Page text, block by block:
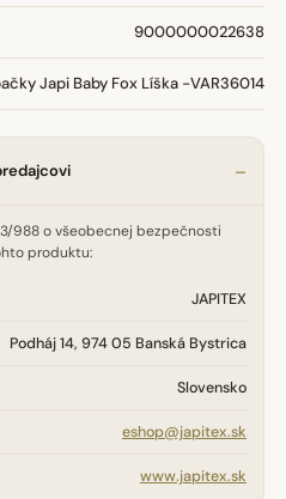
9000000022638
Japi Baby Fox Líška -VAR36014
988 o všeobecnej bezpečnosti
produktu:
JAPITEX
Podháj 14, 974 05 Banská Bystrica
Slovensko
eshop@japitex.sk
www.japitex.sk